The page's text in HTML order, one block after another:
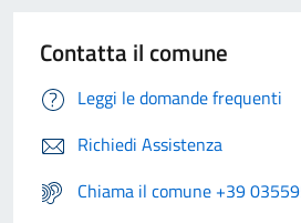
Contatta il comune
Leggi le domande frequenti
Richiedi Assistenza
Chiama il comune +39